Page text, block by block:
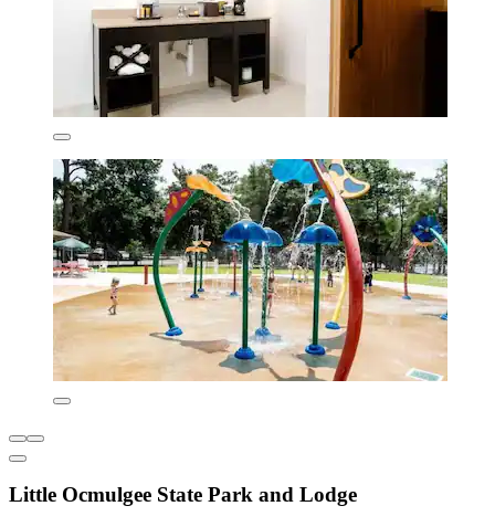
Little Ocmulgee State Park and Lodge